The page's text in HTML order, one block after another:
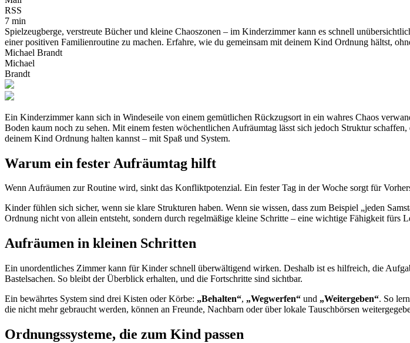
RSS
7 min
Spielzeugberge, verstreute Bücher und kleine Chaoszonen – im Kinderzimmer kann es schnell
einer positiven Familienroutine zu machen. Erfahre, wie du gemeinsam mit deinem Kind Ordnung hältst,
Michael Brandt
Michael
Brandt
Ein Kinderzimmer kann sich in Windeseile von einem gemütlichen Rückzugsort in ein wahres Chaos
Boden kaum noch zu sehen. Mit einem festen wöchentlichen Aufräumtag lässt sich jedoch Struktur
deinem Kind Ordnung halten kannst – mit Spaß und System.
Warum ein fester Aufräumtag hilft
Wenn Aufräumen zur Routine wird, sinkt das Konfliktpotenzial. Ein fester Tag in der Woche sorgt für
Kinder fühlen sich sicher, wenn sie klare Strukturen haben. Wenn sie wissen, dass zum Beispiel „jeden
Ordnung nicht von allein entsteht, sondern durch regelmäßige kleine Schritte – eine wichtige Fähigkeit fürs
Aufräumen in kleinen Schritten
Ein unordentliches Zimmer kann für Kinder schnell überwältigend wirken. Deshalb ist es hilfreich, die
Bastelsachen. So bleibt der Überblick erhalten, und die Fortschritte sind sichtbar.
Ein bewährtes System sind drei Kisten oder Körbe: „Behalten“, „Wegwerfen“ und „Weitergeben“. So
die nicht mehr gebraucht werden, können an Freunde, Nachbarn oder über lokale Tauschbörsen
Ordnungssysteme, die zum Kind passen